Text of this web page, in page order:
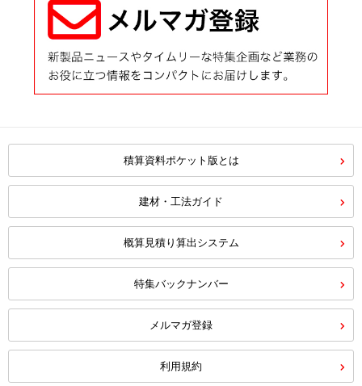
積算資料ポケット版とは
建材・工法ガイド
概算見積り算出システム
特集バックナンバー
メルマガ登録
利用規約